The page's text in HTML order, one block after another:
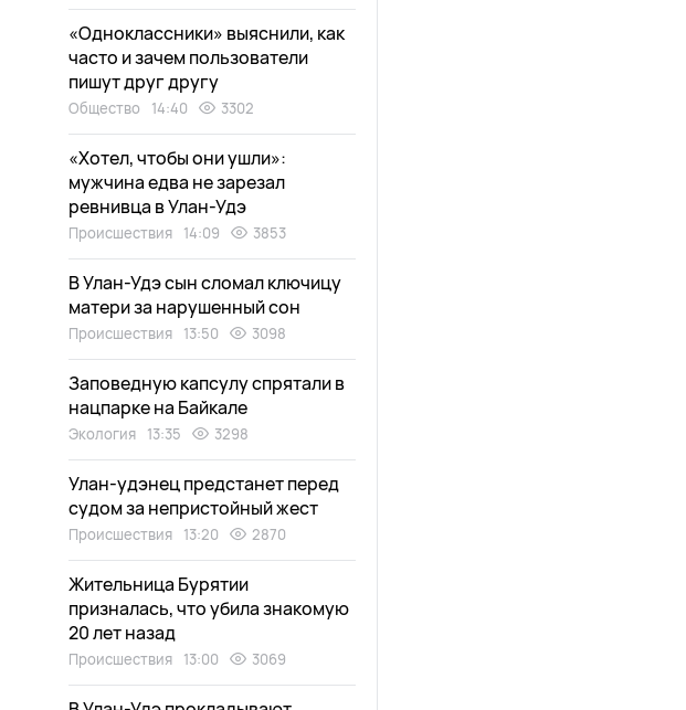
«Одноклассники» выяснили, как
часто и зачем пользователи
пишут друг другу
Общество 14:40 3302
«Хотел, чтобы они ушли»:
мужчина едва не зарезал
ревнивца в Улан-Удэ
Происшествия 14:09 3853
В Улан-Удэ сын сломал ключицу
матери за нарушенный сон
Происшествия 13:50 3098
Заповедную капсулу спрятали в
нацпарке на Байкале
Экология 13:35 3298
Улан-удэнец предстанет перед
судом за непристойный жест
Происшествия 13:20 2870
Жительница Бурятии
призналась, что убила знакомую
20 лет назад
Происшествия 13:00 3069